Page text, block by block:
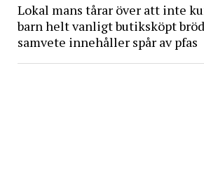
Lokal mans tårar över att inte
barn helt vanligt butiksköpt
samvete innehåller spår av pfas